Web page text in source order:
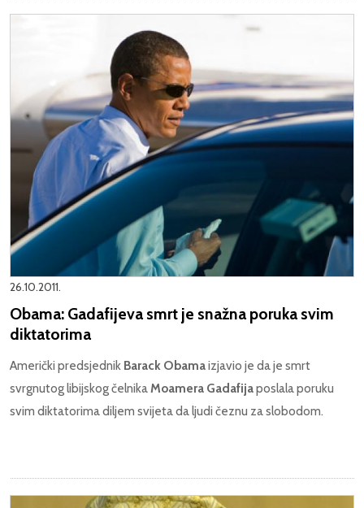
26.10.2011.
Obama: Gadafijeva smrt je snažna poruka svim
diktatorima
Američki predsjednik Barack Obamaizjavio je da je smrt
svrgnutog libijskog čelnikaMoamera Gadafijaposlala poruku
svim diktatorima diljem svijeta da ljudi čeznu za slobodom.